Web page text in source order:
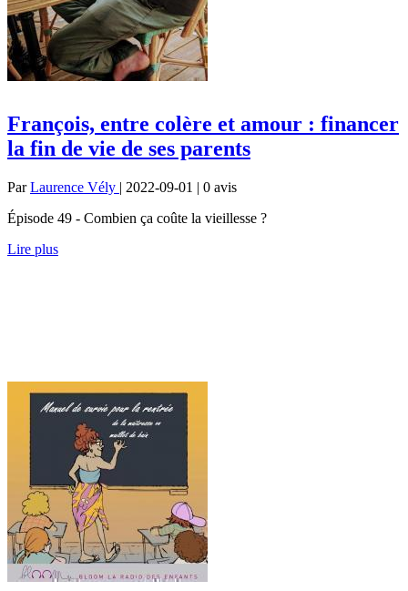
François, entre colère et amour : financer
la fin de vie de ses parents
ParLaurence Vély | 2022-09-01 | 0 avis
Épisode 49 - Combien ça coûte la vieillesse ?
Lire plus